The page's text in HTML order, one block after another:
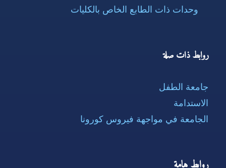
وحدات ذات الطابع الخاص بالكليات
روابط ذات صلة
جامعة الطفل
الاستدامة
الجامعة في مواجهة فيروس كورونا